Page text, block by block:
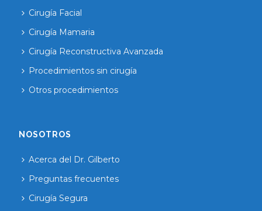
Cirugía Facial
Cirugía Mamaria
Cirugía Reconstructiva Avanzada
Procedimientos sin cirugía
Otros procedimientos
NOSOTROS
Acerca del Dr. Gilberto
Preguntas frecuentes
Cirugía Segura